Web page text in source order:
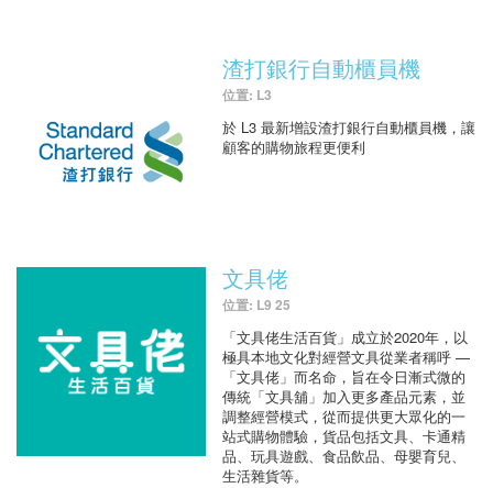
渣打銀行自動櫃員機
位置: L3
於 L3 最新增設渣打銀行自動櫃員機，讓
顧客的購物旅程更便利
文具佬
位置: L9 25
「文具佬生活百貨」成立於2020年，以
極具本地文化對經營文具從業者稱呼 —
「文具佬」而名命，旨在令日漸式微的
傳統「文具舖」加入更多產品元素，並
調整經營模式，從而提供更大眾化的一
站式購物體驗，貨品包括文具、卡通精
品、玩具遊戲、食品飲品、母嬰育兒、
生活雜貨等。